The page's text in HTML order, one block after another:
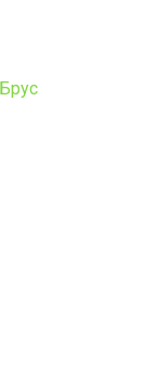
Брус